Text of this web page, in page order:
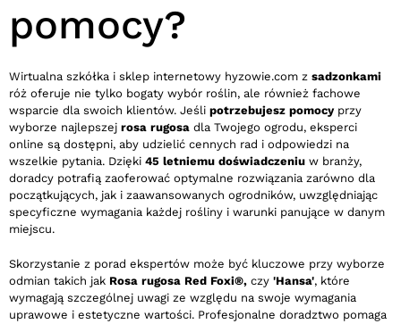
pomocy?
Wirtualna szkółka i sklep internetowy hyzowie.com z sadzonkami
róż oferuje nie tylko bogaty wybór roślin, ale również fachowe
wsparcie dla swoich klientów. Jeśli potrzebujesz pomocyprzy
wyborze najlepszej rosa rugosa dla Twojego ogrodu, eksperci
online są dostępni, aby udzielić cennych rad i odpowiedzi na
wszelkie pytania. Dzięki 45 letniemu doświadczeniu w branży,
doradcy potrafią zaoferować optymalne rozwiązania zarówno dla
początkujących, jak i zaawansowanych ogrodników, uwzględniając
specyficzne wymagania każdej rośliny i warunki panujące w danym
miejscu.
Skorzystanie z porad ekspertów może być kluczowe przy wyborze
odmian takich jak Rosa rugosa Red Foxi®, czy 'Hansa', które
wymagają szczególnej uwagi ze względu na swoje wymagania
uprawowe i estetyczne wartości. Profesjonalne doradztwo pomaga